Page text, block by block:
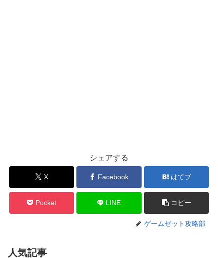
シェアする
X Facebook はてブ
Pocket LINE コピー
ゲームゼット攻略部
人気記事